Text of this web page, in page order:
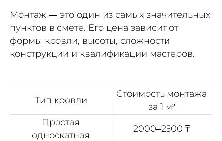
Монтаж — это один из самых значительных
пунктов в смете. Его цена зависит от
формы кровли, высоты, сложности
конструкции и квалификации мастеров.
Тип кровли
Стоимость монтажа
за 1 м²
Простая
односкатная
2000–2500 ₸